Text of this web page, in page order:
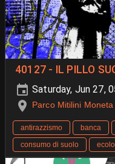
40127 - IL PILLO
Saturday, Jun 27,
Parco Mitilini
antirazzismo banca
consumo di suolo